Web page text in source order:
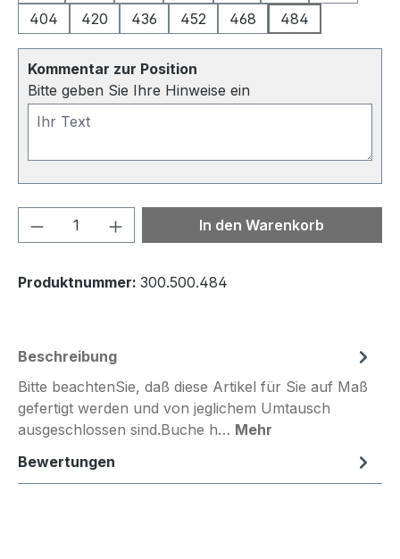
404
420 436 452 468 484
Kommentar zur Position
Bitte geben Sie Ihre Hinweise ein
Produkt Anzahl: Gib denIn den Warenkorb
Produktnummer: 300.500.484
Beschreibung
Bitte beachtenSie, daß diese Artikel für Sie auf Maß
gefertigt werden und von jeglichem Umtausch
ausgeschlossen sind.Buche h… Mehr
Bewertungen